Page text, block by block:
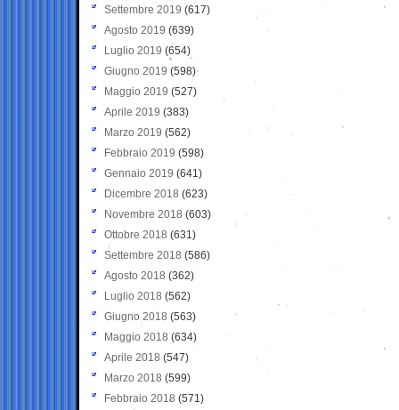
Settembre 2019 (617)
Agosto 2019 (639)
Luglio 2019 (654)
Giugno 2019 (598)
Maggio 2019 (527)
Aprile 2019 (383)
Marzo 2019 (562)
Febbraio 2019 (598)
Gennaio 2019 (641)
Dicembre 2018 (623)
Novembre 2018 (603)
Ottobre 2018 (631)
Settembre 2018 (586)
Agosto 2018 (362)
Luglio 2018 (562)
Giugno 2018 (563)
Maggio 2018 (634)
Aprile 2018 (547)
Marzo 2018 (599)
Febbraio 2018 (571)